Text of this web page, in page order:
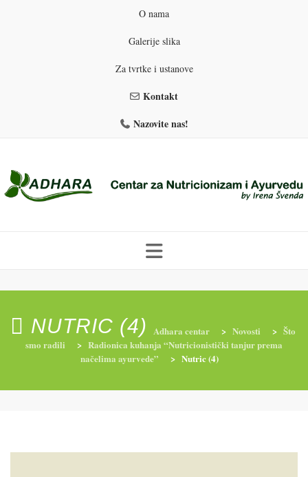
O nama
Galerije slika
Za tvrtke i ustanove
Kontakt
Nazovite nas!
to
RADIONICE NUTRI-ORDINACIJA
NUTRIC (4) Adhara centar > Novosti > Što
smo radili
> Radionica kuhanja “Nutricionistički tanjur prema
načelima ayurvede”
> Nutric (4)